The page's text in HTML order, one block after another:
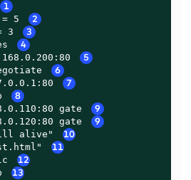
1
= 5
2
3
3
4
5
6
7
8
gate
9
gate
9
alive"
10
11
12
13